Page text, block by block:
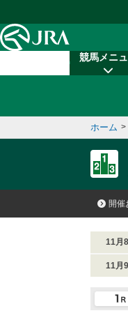
競馬メニ
ホーム >
開催
11月
11月